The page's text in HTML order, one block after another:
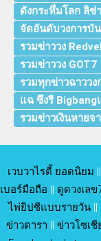
ดังกระหึ่มโลก ลิซ่
จัดอันดับวงการบัน
รวมข่าววง
รวมข่าววง GOT7
รวมทุกข่าวฉาววง
แฉ ซึงรี
รวมข่าวเงินหาย
เวบวาไรตี้ ยอดนิยม ||
เบอร์มือถือ || ดูดวงเลข
ไพ่ยิปซีแบบรายวัน||
ข่าวดารา || ข่าวโซเชี